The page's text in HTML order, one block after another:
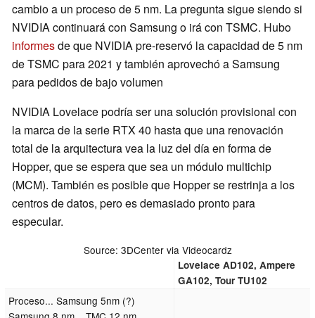
cambio a un proceso de 5 nm. La pregunta sigue siendo si
NVIDIA continuará con Samsung o irá con TSMC. Hubo
informesde que NVIDIA pre-reservó la capacidad de 5 nm
de TSMC para 2021 y también aprovechó a Samsung
para pedidos de bajo volumen
NVIDIA Lovelace podría ser una solución provisional con
la marca de la serie RTX 40 hasta que una renovación
total de la arquitectura vea la luz del día en forma de
Hopper, que se espera que sea un módulo multichip
(MCM). También es posible que Hopper se restrinja a los
centros de datos, pero es demasiado pronto para
especular.
Source: 3DCenter via Videocardz
Lovelace AD102, Ampere
GA102, Tour TU102
Proceso... Samsung 5nm (?)